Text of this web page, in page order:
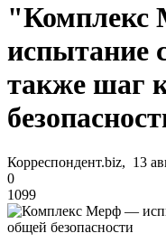
испытание
также шаг
Корреспондент.biz, 13
0
1099